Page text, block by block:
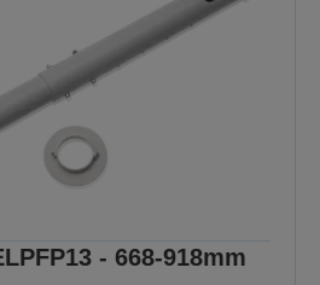
- 668-918mm